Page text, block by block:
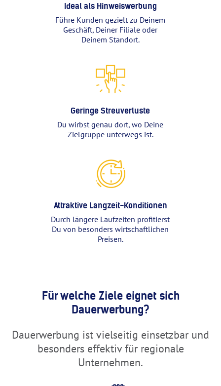
Ideal als Hinweiswerbung
Führe Kunden gezielt zu Deinem
Geschäft, Deiner Filiale oder
Deinem Standort.
Geringe Streuverluste
Du wirbst genau dort, wo Deine
Zielgruppe unterwegs ist.
Attraktive Langzeit-Konditionen
Durch längere Laufzeiten profitierst
Du von besonders wirtschaftlichen
Preisen.
Für welche Ziele eignet sich
Dauerwerbung?
Dauerwerbung ist vielseitig einsetzbar und
besonders effektiv für regionale
Unternehmen.